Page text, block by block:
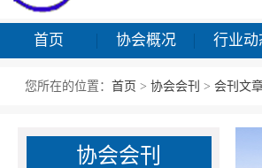
首页 协会概况 行业动
您所在的位置： 首页 > 协会会刊 > 会刊文
协会会刊